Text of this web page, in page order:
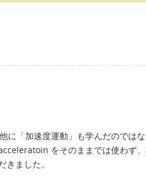
「加速度運動」も学んだのではな
をそのままでは使わず
ました。